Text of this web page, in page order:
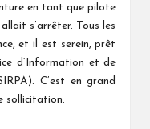
en tant que pilote
s’arrêter. Tous les
et il est serein, prêt
d’Information et de
C’est en grand
sollicitation.